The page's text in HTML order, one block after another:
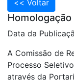
Data da
A Comissão de
Processo
através da